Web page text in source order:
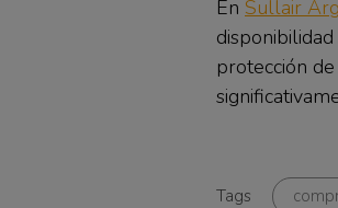
En Sullair
protección
Tags